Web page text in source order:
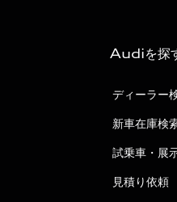
Audiを探
ディーラー
新車在庫検
試乗車・展
見積り依頼